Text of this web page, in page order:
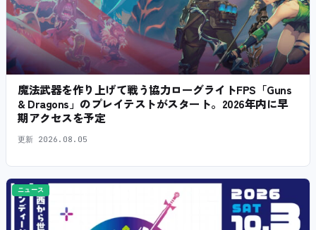
魔法武器を作り上げて戦う協力ローグライトFPS「Guns
& Dragons」のプレイテストがスタート。2026年内に早
期アクセスを予定
更新 2026.08.05
ニュース